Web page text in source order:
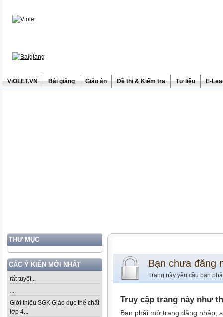
ViOLET.VN Bài giảng Giáo án Đề thi & Kiểm tra Tư liệu E-
THƯ MỤC
CÁC Ý KIẾN MỚI NHẤT
rất tuyệt...
...
Giới thiệu SGK Giáo dục thể chất
lớp 4...
Bạn chưa đăng
Trang này yêu cầu bạn
Truy cập trang này như
Bạn phải mở trang đăng nhập,